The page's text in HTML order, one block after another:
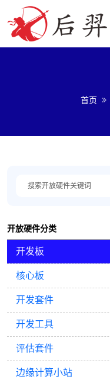
首页
开放硬件分类
开发板
核心板
开发套件
开发工具
评估套件
边缘计算小站